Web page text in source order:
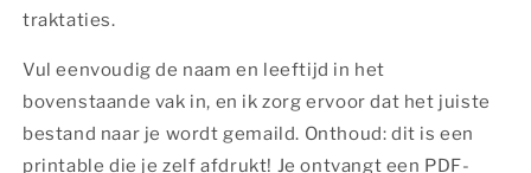
traktaties.
Vul eenvoudig de naam en leeftijd in het
bovenstaande vak in, en ik zorg ervoor dat het juiste
bestand naar je wordt gemaild. Onthoud: dit is een
printable die je zelf afdrukt! Je ontvangt een PDF-